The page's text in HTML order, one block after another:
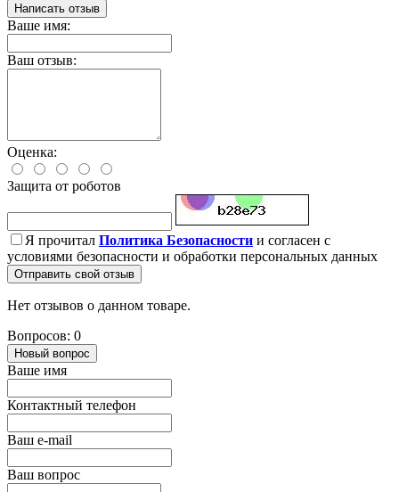
Написать отзыв
Ваше имя:
Ваш отзыв:
Оценка:
Защита от роботов
Я прочитал Политика Безопасности и согласен с
условиями безопасности и обработки персональных данных
Отправить свой отзыв
Нет отзывов о данном товаре.
Вопросов: 0
Новый вопрос
Ваше имя
Контактный телефон
Ваш e-mail
Ваш вопрос